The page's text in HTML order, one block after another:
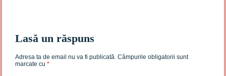
Lasă un răspuns
Adresa ta de email nu va fi publicată. Câmpurile obligatorii sunt
marcate cu*